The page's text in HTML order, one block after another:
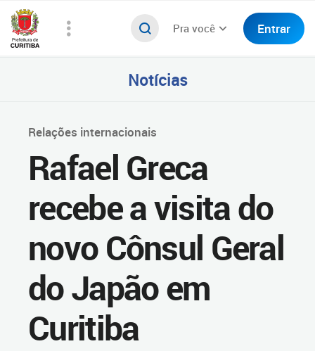
Pra você Entrar
Notícias
Relações internacionais
Rafael Greca
recebe a visita do
novo Cônsul Geral
do Japão em
Curitiba